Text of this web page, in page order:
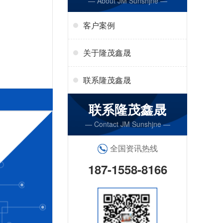
客户案例
关于隆茂鑫晟
联系隆茂鑫晟
联系隆茂鑫晟
— Contact JM Sunshjne —
全国资讯热线
187-1558-8166